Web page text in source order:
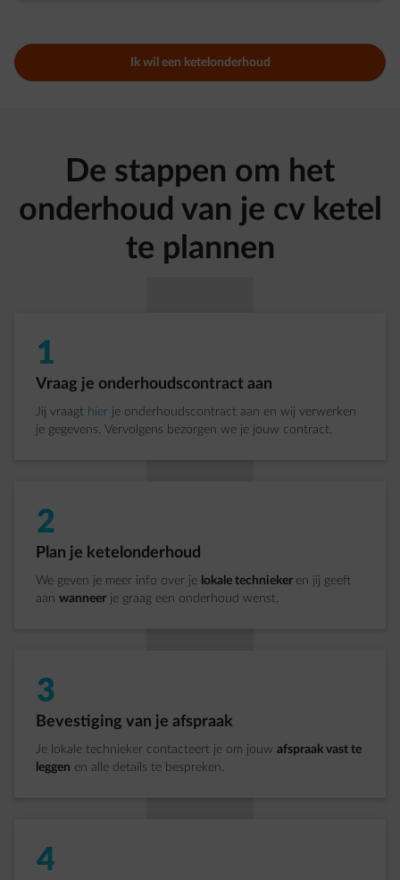
Ik wil een ketelonderhoud
De stappen om het
onderhoud van je cv ketel
te plannen
1
Stap 1 van 5:
Vraag je onderhoudscontract aan
Jij vraagt hier je onderhoudscontract aan en wij verwerken
je gegevens. Vervolgens bezorgen we je jouw contract.
2
Stap 2 van 5:
Plan je ketelonderhoud
We geven je meer info over je lokale technieker en jij geeft
aan wanneer je graag een onderhoud wenst.
3
Stap 3 van 5:
Bevestiging van je afspraak
Je lokale technieker contacteert je om jouw afspraak vast te
leggen en alle details te bespreken.
4